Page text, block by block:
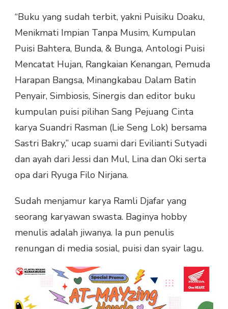
“Buku yang sudah terbit, yakni Puisiku Doaku,
Menikmati Impian Tanpa Musim, Kumpulan
Puisi Bahtera, Bunda, & Bunga, Antologi Puisi
Mencatat Hujan, Rangkaian Kenangan, Pemuda
Harapan Bangsa, Minangkabau Dalam Batin
Penyair, Simbiosis, Sinergis dan editor buku
kumpulan puisi pilihan Sang Pejuang Cinta
karya Suandri Rasman (Lie Seng Lok) bersama
Sastri Bakry,” ucap suami dari Evilianti Sutyadi
dan ayah dari Jessi dan Mul, Lina dan Oki serta
opa dari Ryuga Filo Nirjana.
Sudah menjamur karya Ramli Djafar yang
seorang karyawan swasta. Baginya hobby
menulis adalah jiwanya. Ia pun penulis
renungan di media sosial, puisi dan syair lagu.